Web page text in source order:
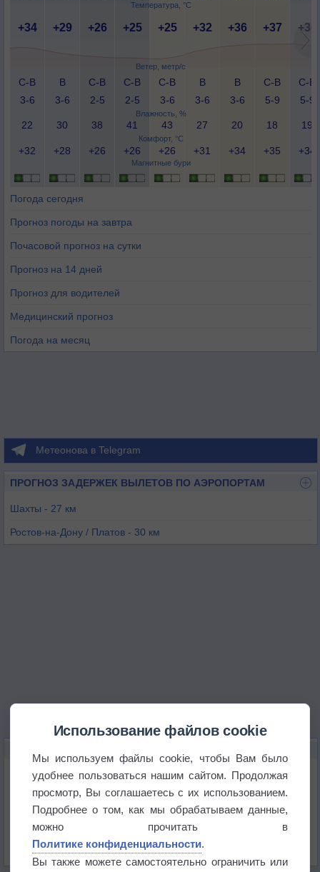
Температура, °C
Ветер, метр/с
Влажность, %
Комфорт, °C
Магнитные бури
+34 +29 +26 +25 +25 +32 +36 +37 +36
С-В
3-6
В
3-6
С-В
2-5
С-В
2-5
С-В
3-6
В
3-6
В
3-6
С-В
5-9
С-В
5-9
22 30 38 41 43 27 20 18 19
+32 +28 +26 +26 +26 +31 +34 +35 +34
Погода сегодня
Прогноз погоды на завтра
Почасовой прогноз на сутки
Прогноз на 14 дней
Прогноз для водителей
Медицинский прогноз
Погода на месяц
Метеонова в Telegram
ПРОГНОЗ ЗАДЕРЖЕК ВЫЛЕТОВ ПО АЭРОПОРТАМ
Шахты - 27 км
Ростов-на-Дону / Платов - 30 км
Температура
Давление
Осадки
Облачность
Список всех карт
Использование файлов cookie
Мы используем файлы cookie, чтобы Вам было
удобнее пользоваться нашим сайтом. Продолжая
просмотр, Вы соглашаетесь с их использованием.
Подробнее о том, как мы обрабатываем данные,
можно прочитать в
Политике конфиденциальности.
Вы также можете самостоятельно ограничить или